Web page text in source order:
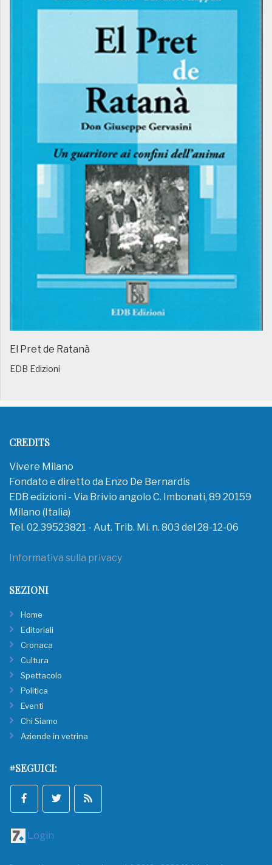
El Pret de Ratanà
EDB Edizioni
CREDITS
Vivere Milano
Fondato e diretto da Enzo De Bernardis
EDB edizioni - Via Brivio angolo C. Imbonati, 89 20159
Milano (Italia)
Tel. 02.39523821 - Aut. Trib. Mi. n. 803 del 28-12-06
Informativa sulla privacy
SEZIONI
Home
Editoriali
Cronaca
Cultura
Spettacolo
Politica
Eventi
Chi Siamo
Aziende in vetrina
#SEGUICI:
Login